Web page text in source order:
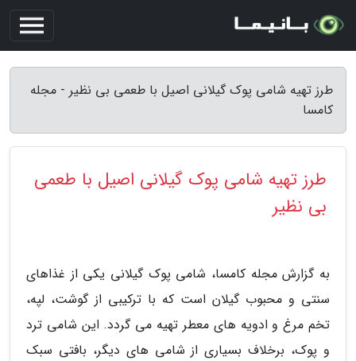
طرز تهیه شامی پوک گیلانی اصیل با طعمی بی نظیر - مجله
کامسا
طرز تهیه شامی پوک گیلانی اصیل با طعمی
بی نظیر
به گزارش مجله کامسا، شامی پوک گیلانی یکی از غذاهای
سنتی و محبوب گیلان است که با ترکیبی از گوشت، لپه،
تخم مرغ و ادویه های معطر تهیه می گردد. این شامی ترد
و پوک، برخلاف بسیاری از شامی های دیگر، بافتی سبک